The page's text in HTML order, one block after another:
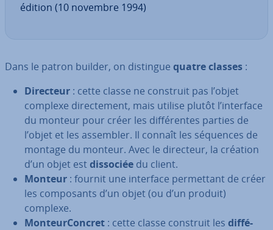
édition (10 novembre 1994)
Dans le patron builder, on distingue quatre classes :
Directeur : cette classe ne construit pas l’objet
complexe di­rec­te­ment, mais utilise plutôt l’interface
du monteur pour créer les dif­fé­rentes parties de
l’objet et les assembler. Il connaît les séquences de
montage du monteur. Avec le directeur, la création
d’un objet estdissociée du client.
Monteur : fournit une interface per­met­tant de créer
les com­po­sants d’un objet (ou d’un produit)
complexe.
Mon­teur­Con­cret : cette classe construit les dif­fé­